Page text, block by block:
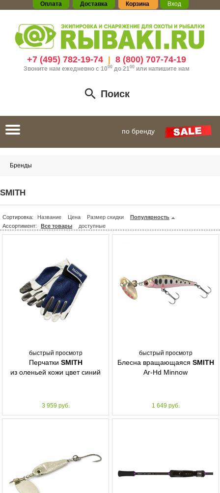
Оплата Доставка Корзина Вход
+7 (495) 782-19-74| 8 (800) 707-74-19
Звоните нам ежедневно с 1000до 21 00 или напишите нам
Поиск
Toggle
navigation
по бренду
Бренды
SMITH
Сортировка: Название Цена Размер скидки
Популярность
Ассортимент:
Все товары доступные
быстрый просмотр
Перчатки SMITH
из оленьей кожи цвет синий
3 959 руб.
быстрый просмотр
Блесна вращающаяся SMITH
Ar-Hd Minnow
1 649 руб.